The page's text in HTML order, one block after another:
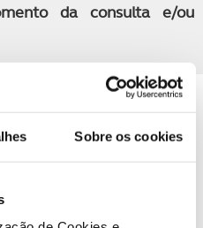
Sobre os cookies
da consulta e/ou
sobre esta viagem?